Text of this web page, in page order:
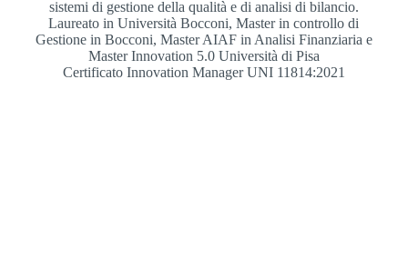
sistemi di gestione della qualità e di analisi di bilancio.
Laureato in Università Bocconi, Master in controllo di
Gestione in Bocconi, Master AIAF in Analisi Finanziaria e
Master Innovation 5.0 Università di Pisa
Certificato Innovation Manager UNI 11814:2021